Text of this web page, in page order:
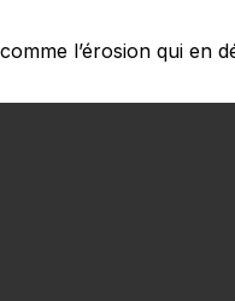
l’érosion qui en